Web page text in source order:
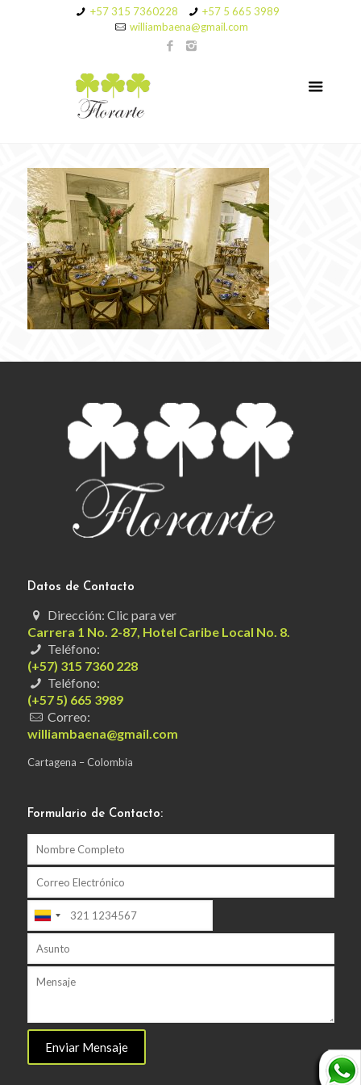
+57 315 7360228
+57 5 665 3989
williambaena@gmail.com
Datos de Contacto
Dirección: Clic para ver
Carrera 1 No. 2-87, Hotel Caribe Local No. 8.
Teléfono:
(+57) 315 7360 228
Teléfono:
(+57 5) 665 3989
Correo:
williambaena@gmail.com
Cartagena – Colombia
Formulario de Contacto: